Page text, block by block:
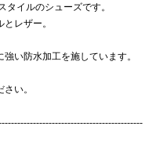
イルのシューズです。
レザー。
い防水加工を施しています。
い。